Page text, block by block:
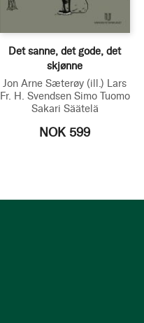
Det sanne, det gode, det
skjønne
Jon Arne Sæterøy (ill.) Lars
Fr. H. Svendsen Simo Tuomo
Sakari Säätelä
NOK 599